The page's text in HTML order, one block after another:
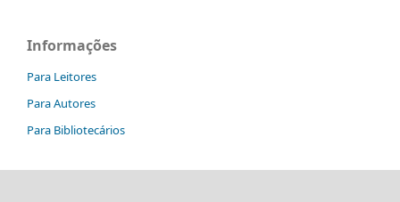
Informações
Para Leitores
Para Autores
Para Bibliotecários